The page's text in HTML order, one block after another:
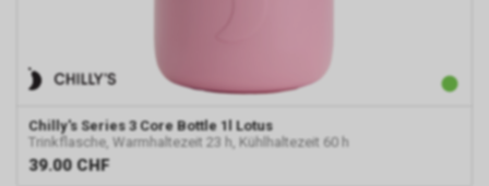
Chilly's Series 3 Core Bottle 1l Lotus
Trinkflasche, Warmhaltezeit 23 h, Kühlhaltezeit 60 h
39.00 CHF